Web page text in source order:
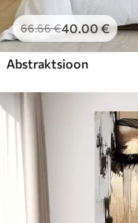
66.66€40.00€
Abstraktsioon